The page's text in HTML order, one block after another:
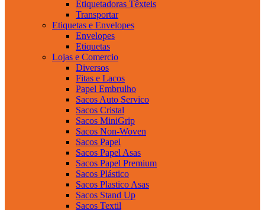
Etiquetadoras Têxteis
Transportar
Etiquetas e Envelopes
Envelopes
Etiquetas
Lojas e Comercio
Diversos
Fitas e Lacos
Papel Embrulho
Sacos Auto Servico
Sacos Cristal
Sacos MiniGrip
Sacos Non-Woven
Sacos Papel
Sacos Papel Asas
Sacos Papel Premium
Sacos Plástico
Sacos Plastico Asas
Sacos Stand Up
Sacos Textil